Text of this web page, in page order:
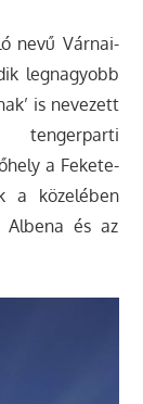
nevű Várnai-
legnagyobb
is nevezett
tengerparti
a Fekete-
a közelében
Albena és az